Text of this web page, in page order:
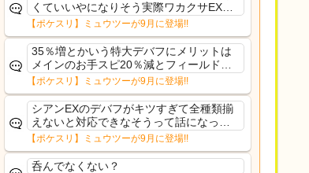
くていいやになりそう実際ワカクサEXで
さえあんまり行ってないや
【ポケスリ】ミュウツーが9月に登場!!
35％増とかいう特大デバフにメリットは
メインのお手スピ20％減とフィールド効
果のみフェアリーノーマルとか引いたら
まともに料理も作れないし終わり控えめ
に言ってカス
【ポケスリ】ミュウツーが9月に登場!!
シアンEXのデバフがキツすぎて全種類揃
えないと対応できなそうって話になって
るわ
【ポケスリ】ミュウツーが9月に登場!!
呑んでなくない？